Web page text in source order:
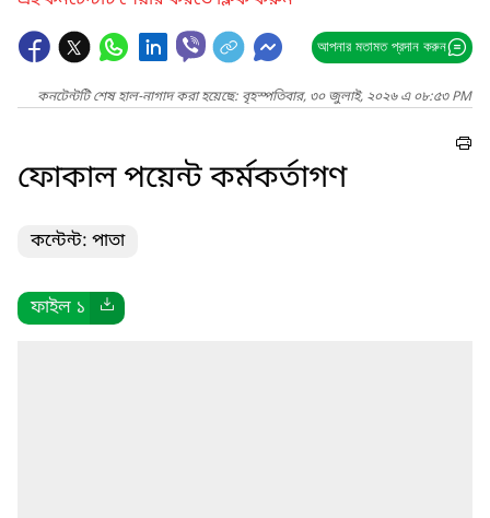
আপনার মতামত প্রদান করুন
কনটেন্টটি শেষ হাল-নাগাদ করা হয়েছে: বৃহস্পতিবার, ৩০ জুলাই, ২০২৬ এ ০৮:৫৩ PM
ফোকাল পয়েন্ট কর্মকর্তাগণ
কন্টেন্ট: পাতা
ফাইল ১